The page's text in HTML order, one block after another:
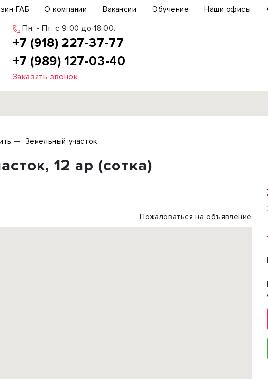
ГАБ О компании Вакансии Обучение Наши офисы
Пн. - Пт. c 9:00 до 18:00.
+7 (918) 227-37-77
+7 (989) 127-03-40
Заказать звонок
участок
здание
Торговое помещение
Свободного назначения
Земельный участок
12 ар (сотка)
Пожаловаться на объявление